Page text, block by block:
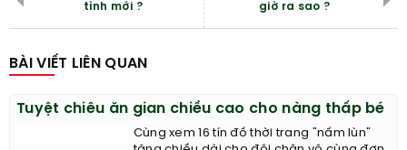
tình mới ?
giờ ra sao ?
BÀI VIẾT LIÊN QUAN
Tuyệt chiêu ăn gian chiều cao cho nàng thấp bé
Cùng xem 16 tín đồ thời trang "nấm lùn"